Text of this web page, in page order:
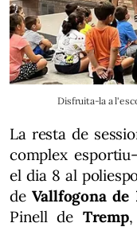
Disfruita-la a
La resta de
complex
el dia 8 al
deVallfogona de
Pinell de Tremp,